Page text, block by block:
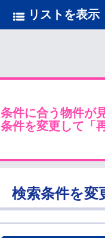
リストを表示
条件に合う物件が
条件を変更して「
検索条件を変